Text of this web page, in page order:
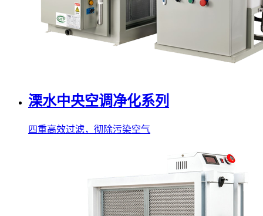
溧水中央空调净化系列
四重高效过滤，彻除污染空气